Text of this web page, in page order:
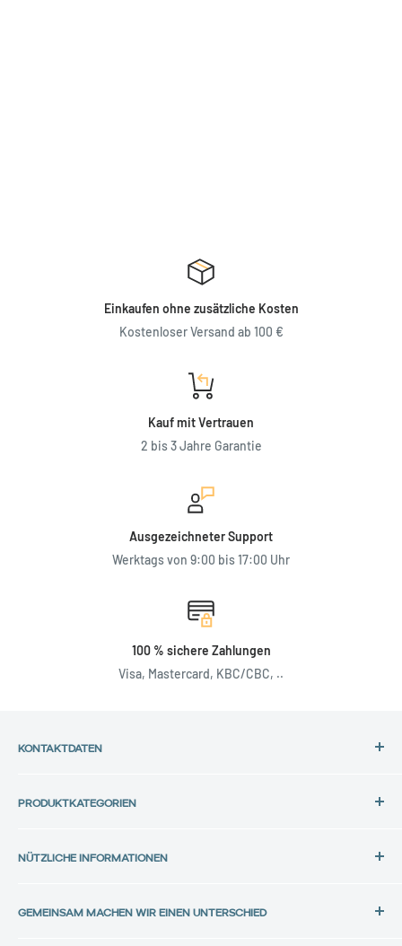
Einkaufen ohne zusätzliche Kosten
Kostenloser Versand ab 100 €
Kauf mit Vertrauen
2 bis 3 Jahre Garantie
Ausgezeichneter Support
Werktags von 9:00 bis 17:00 Uhr
100 % sichere Zahlungen
Visa, Mastercard, KBC/CBC, ..
KONTAKTDATEN
Back in Use
B-3580 Beringen, Belgien
+32 11 30 33 36
PRODUKTKATEGORIEN
Dell-Laptops
Alle Laptops
NÜTZLICHE INFORMATIONEN
Datenschutz
GEMEINSAM MACHEN WIR EINEN UNTERSCHIED